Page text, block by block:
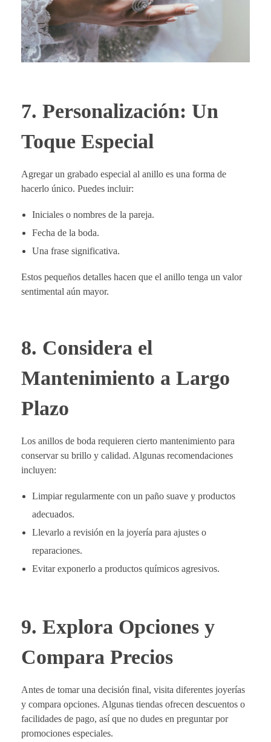
7. Personalización: Un
Toque Especial
Agregar un grabado especial al anillo es una forma de
hacerlo único. Puedes incluir:
Iniciales o nombres de la pareja.
Fecha de la boda.
Una frase significativa.
Estos pequeños detalles hacen que el anillo tenga un valor
sentimental aún mayor.
8. Considera el
Mantenimiento a Largo
Plazo
Los anillos de boda requieren cierto mantenimiento para
conservar su brillo y calidad. Algunas recomendaciones
incluyen:
Limpiar regularmente con un paño suave y productos
adecuados.
Llevarlo a revisión en la joyería para ajustes o
reparaciones.
Evitar exponerlo a productos químicos agresivos.
9. Explora Opciones y
Compara Precios
Antes de tomar una decisión final, visita diferentes joyerías
y compara opciones. Algunas tiendas ofrecen descuentos o
facilidades de pago, así que no dudes en preguntar por
promociones especiales.